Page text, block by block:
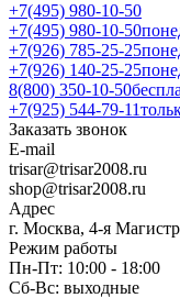
+7(495) 980-10-50
+7(495) 980-10-50
+7(926) 785-25-25
+7(926) 140-25-25
8(800) 350-10-50
+7(925) 544-79-11
Заказать звонок
E-mail
trisar@trisar2008.ru
shop@trisar2008.ru
Адрес
г. Москва, 4-я
Режим работы
Пн-Пт: 10:00 - 18:00
Сб-Вс: выходные